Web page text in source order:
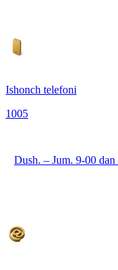
Ishonch telefoni
1005
Dush. – Jum. 9-00 dan